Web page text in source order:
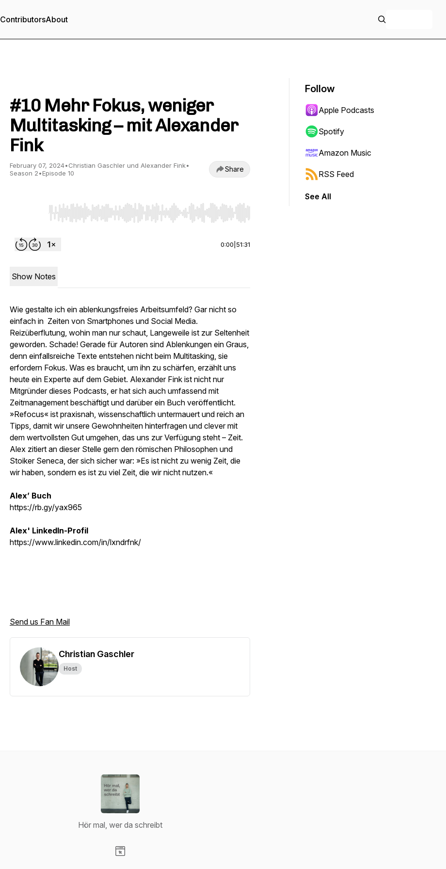
ContributorsAbout
#10 Mehr Fokus, weniger
Multitasking – mit Alexander
Fink
February 07, 2024•Christian Gaschler und Alexander Fink•
Season 2•Episode 10 Share
Use Left/Right to seek, Home/End to jump to start or end. Hold shift to jump forward or backward.
0:00 51:31
Show Notes
Wie gestalte ich ein ablenkungsfreies Arbeitsumfeld? Gar nicht so
einfach in Zeiten von Smartphones und Social Media.
Reizüberflutung, wohin man nur schaut, Langeweile ist zur Seltenheit
geworden. Schade! Gerade für Autoren sind Ablenkungen ein Graus,
denn einfallsreiche Texte entstehen nicht beim Multitasking, sie
erfordern Fokus. Was es braucht, um ihn zu schärfen, erzählt uns
heute ein Experte auf dem Gebiet. Alexander Fink ist nicht nur
Mitgründer dieses Podcasts, er hat sich auch umfassend mit
Zeitmanagement beschäftigt und darüber ein Buch veröffentlicht.
»Refocus« ist praxisnah, wissenschaftlich untermauert und reich an
Tipps, damit wir unsere Gewohnheiten hinterfragen und clever mit
dem wertvollsten Gut umgehen, das uns zur Verfügung steht – Zeit.
Alex zitiert an dieser Stelle gern den römischen Philosophen und
Stoiker Seneca, der sich sicher war: »Es ist nicht zu wenig Zeit, die
wir haben, sondern es ist zu viel Zeit, die wir nicht nutzen.«
Alex’ Buch
https://rb.gy/yax965
Alex' LinkedIn-Profil
https://www.linkedin.com/in/lxndrfnk/
Send us Fan Mail
Christian Gaschler
Host
Follow
Apple Podcasts
Spotify
Amazon Music
RSS Feed
See All
Hör mal, wer da schreibt